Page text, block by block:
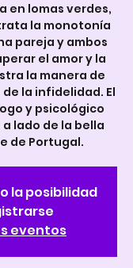
en lomas verdes,
la monotonía
pareja y ambos
el amor y la
la manera de
la infidelidad. El
y psicológico
lado de la bella
de Portugal.
la posibilidad
eventos